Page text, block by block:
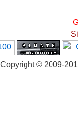
Copyright © 2009-